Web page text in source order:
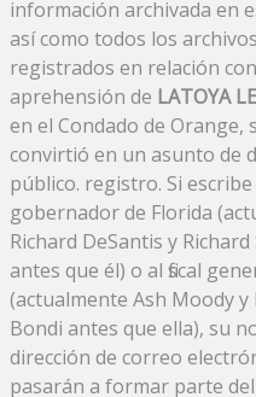
información archivada en
así como todos los
registrados en relación
aprehensión de LATOYA
en el Condado de Orange,
convirtió en un asunto de
público. registro. Si escribe
gobernador de Florida
Richard DeSantis y
antes que él) o al fiscal
(actualmente Ash Moody y
Bondi antes que ella), su
dirección de correo
pasarán a formar parte